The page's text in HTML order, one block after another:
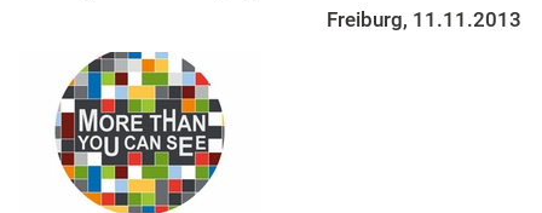
Freiburg, 11.11.2013